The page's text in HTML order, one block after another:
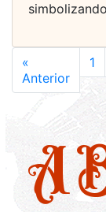
«
Anterior
1
A